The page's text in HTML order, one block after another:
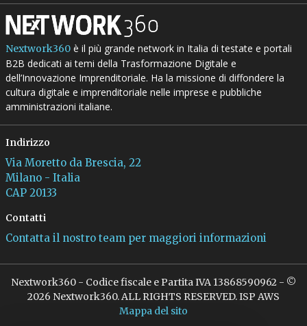
Nextwork360è il più grande network in Italia di testate e portali
B2B dedicati ai temi della Trasformazione Digitale e
dell’Innovazione Imprenditoriale. Ha la missione di diffondere la
cultura digitale e imprenditoriale nelle imprese e pubbliche
amministrazioni italiane.
Indirizzo
Via Moretto da Brescia, 22
Milano - Italia
CAP 20133
Contatti
Contatta il nostro team per maggiori informazioni
Nextwork360 - Codice fiscale e Partita IVA 13868590962 - ©
2026 Nextwork360. ALL RIGHTS RESERVED. ISP AWS
Mappa del sito